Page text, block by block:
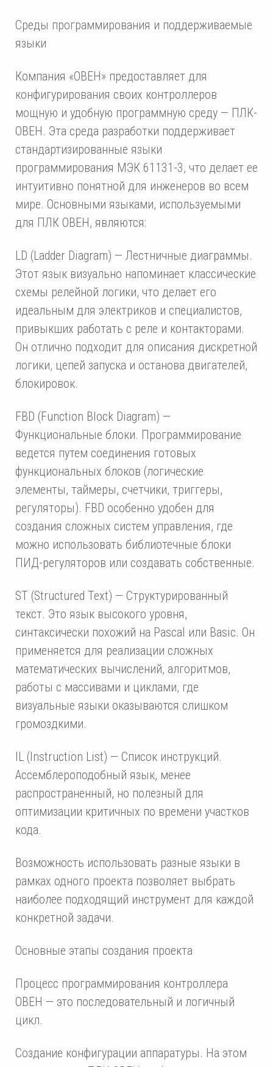
Среды программирования и поддерживаемые
языки
Компания «ОВЕН» предоставляет для
конфигурирования своих контроллеров
мощную и удобную программную среду — ПЛК-
ОВЕН. Эта среда разработки поддерживает
стандартизированные языки
программирования МЭК 61131-3, что делает ее
интуитивно понятной для инженеров во всем
мире. Основными языками, используемыми
для ПЛК ОВЕН, являются:
LD (Ladder Diagram) — Лестничные диаграммы.
Этот язык визуально напоминает классические
схемы релейной логики, что делает его
идеальным для электриков и специалистов,
привыкших работать с реле и контакторами.
Он отлично подходит для описания дискретной
логики, цепей запуска и останова двигателей,
блокировок.
FBD (Function Block Diagram) —
Функциональные блоки. Программирование
ведется путем соединения готовых
функциональных блоков (логические
элементы, таймеры, счетчики, триггеры,
регуляторы). FBD особенно удобен для
создания сложных систем управления, где
можно использовать библиотечные блоки
ПИД-регуляторов или создавать собственные.
ST (Structured Text) — Структурированный
текст. Это язык высокого уровня,
синтаксически похожий на Pascal или Basic. Он
применяется для реализации сложных
математических вычислений, алгоритмов,
работы с массивами и циклами, где
визуальные языки оказываются слишком
громоздкими.
IL (Instruction List) — Список инструкций.
Ассемблероподобный язык, менее
распространенный, но полезный для
оптимизации критичных по времени участков
кода.
Возможность использовать разные языки в
рамках одного проекта позволяет выбрать
наиболее подходящий инструмент для каждой
конкретной задачи.
Основные этапы создания проекта
Процесс программирования контроллера
ОВЕН — это последовательный и логичный
цикл.
Создание конфигурации аппаратуры. На этом